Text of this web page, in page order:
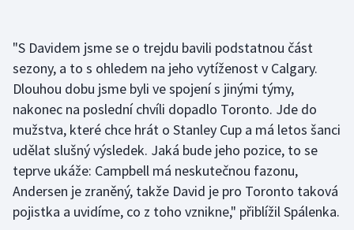
Olympijské hry
Parasport
Plavání
Plážový volejbal
Ragby
"S Davidem jsme se o trejdu bavili podstatnou část
sezony, a to s ohledem na jeho vytíženost v Calgary.
Dlouhou dobu jsme byli ve spojení s jinými týmy,
nakonec na poslední chvíli dopadlo Toronto. Jde do
mužstva, které chce hrát o Stanley Cup a má letos šanci
udělat slušný výsledek. Jaká bude jeho pozice, to se
teprve ukáže: Campbell má neskutečnou fazonu,
Andersen je zraněný, takže David je pro Toronto taková
pojistka a uvidíme, co z toho vznikne," přiblížil Spálenka.